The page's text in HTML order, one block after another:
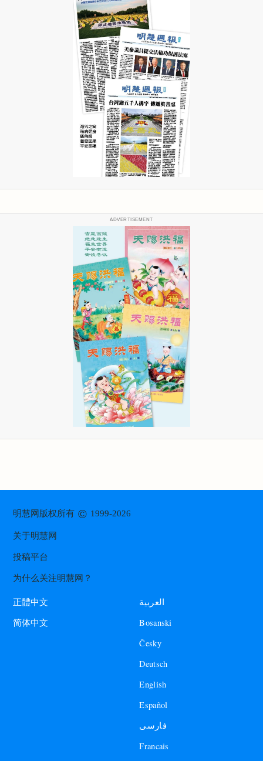
ADVERTISEMENT
明慧网版权所有© 1999-2026
关于明慧网
投稿平台
为什么关注明慧网？
正體中文
简体中文
العربية
Bosanski
Česky
Deutsch
English
Español
فارسی
Francais